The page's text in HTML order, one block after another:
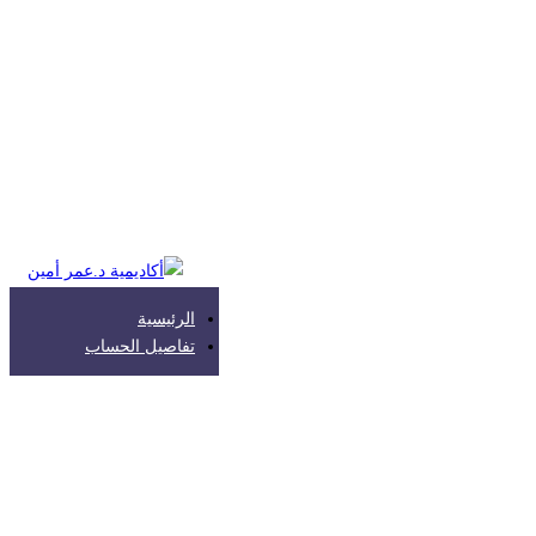
الرئيسية
تفاصيل الحساب